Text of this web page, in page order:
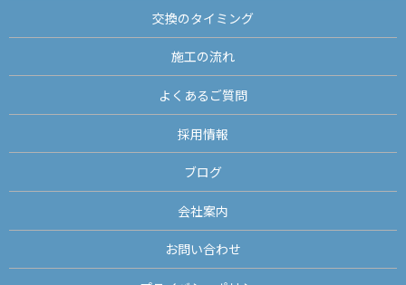
交換のタイミング
施工の流れ
よくあるご質問
採用情報
ブログ
会社案内
お問い合わせ